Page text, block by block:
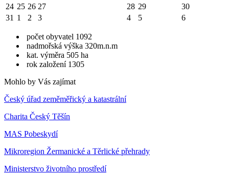
24 25 26 27 28 29
30
31 1 2 3 4 5 6
počet obyvatel 1092
nadmořská výška 320m.n.m
kat. výměra 505 ha
rok založení 1305
Mohlo by Vás zajímat
Český úřad zeměměřický a katastrální
Charita Český Těšín
MAS Pobeskydí
Mikroregion Žermanické a Těrlické přehrady
Ministerstvo životního prostředí